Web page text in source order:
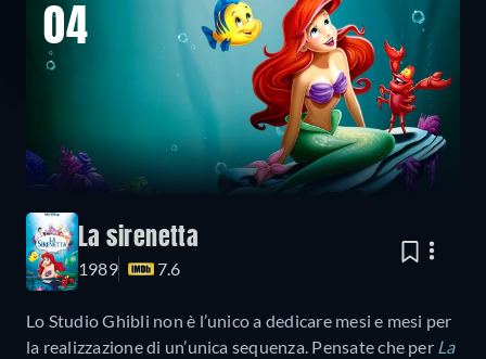
04
La sirenetta
1989 7.6
Lo Studio Ghibli non è l’unico a dedicare mesi e mesi per
la realizzazione di un’unica sequenza. Pensate che per La